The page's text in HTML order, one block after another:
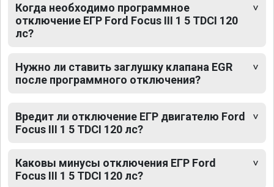
Когда необходимо программное
отключение ЕГР Ford Focus III 1 5 TDCI 120
лс?
Нужно ли ставить заглушку клапана EGR
после программного отключения?
Вредит ли отключение ЕГР двигателю Ford
Focus III 1 5 TDCI 120 лс?
Каковы минусы отключения ЕГР Ford
Focus III 1 5 TDCI 120 лс?